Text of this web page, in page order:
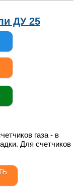
ДУ 25
газа - в
Для счетчиков